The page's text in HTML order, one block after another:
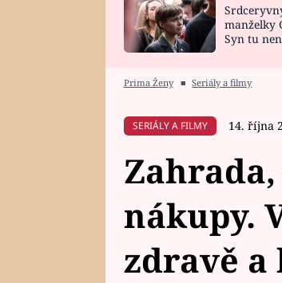
HOROSKOP NA
manželky
Syn tu
Prima Ženy ■ Seriály a filmy
SERIÁLY A FILMY 14. října
nákupy.
zdravě a